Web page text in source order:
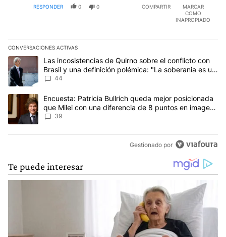
IA dice que le ganamos a Portugal en cuartos y a
Brasil en semis y que la final es otra vez Argentina-
RESPONDER 0 0 COMPARTIR
MARCAR
COMO
INAPROPIADO
CONVERSACIONES ACTIVAS
Este listado muestra los artículos con más comentarios en los
Un artículo de tendencia con el título "Las incosistencias de
Las incosistencias de Quirno sobre el conflicto con
Brasil y una definición polémica: "La soberania es un
concepto antiguo"
44
Un artículo de tendencia con el título "Encuesta: Patricia
Encuesta: Patricia Bullrich queda mejor posicionada
que Milei con una diferencia de 8 puntos en imagen
negativa
39
Gestionado por